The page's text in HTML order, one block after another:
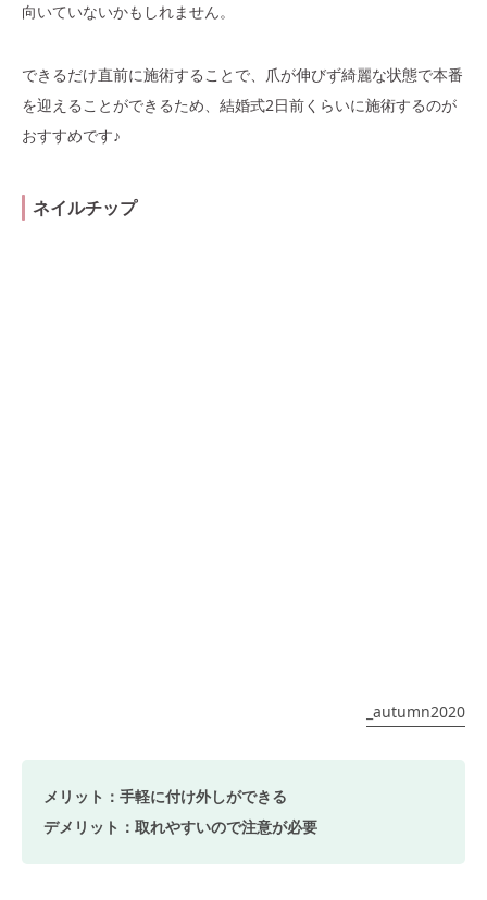
向いていないかもしれません。
できるだけ直前に施術することで、爪が伸びず綺麗な状態で本番
を迎えることができるため、結婚式2日前くらいに施術するのが
おすすめです♪
ネイルチップ
_autumn2020
メリット：手軽に付け外しができる
デメリット：取れやすいので注意が必要